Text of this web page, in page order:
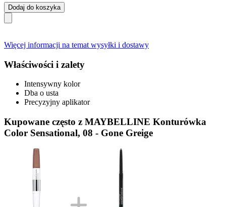
Dodaj do koszyka
Więcej informacji na temat wysyłki i dostawy
Właściwości i zalety
Intensywny kolor
Dba o usta
Precyzyjny aplikator
Kupowane często z MAYBELLINE Konturówka
Color Sensational, 08 - Gone Greige